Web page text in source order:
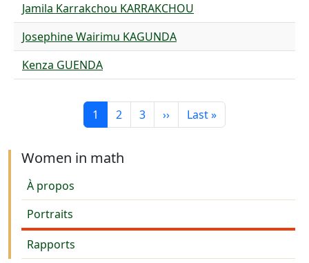
Jamila Karrakchou KARRAKCHOU
Josephine Wairimu KAGUNDA
Kenza GUENDA
Pagination
Page courante
1 Page
2 Page
3 Page suivante
›› Dernière page
Last »
Women in math
À propos
Portraits
Rapports